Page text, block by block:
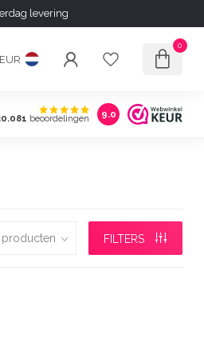
levering
EUR
0
beoordelingen 9.0
FILTERS